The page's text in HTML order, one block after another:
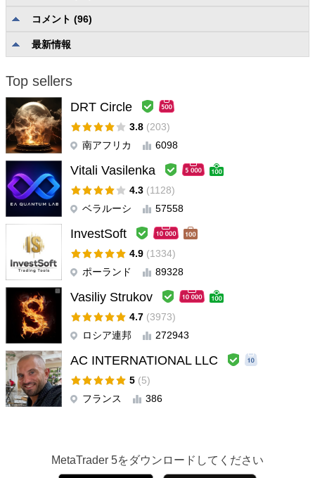
説明の品質と完全性
信頼性と使いやすさ
Narutopips
I recently purchased this indicator, please send me other
materials in trading using this indicator
開発者からの返信 2025.03.25 11:31
Thank you very much for your purchase! It is a true pleasure
for me to see you among my valued customers! I wish you
great success with your trading!
RetirewithMax 2025.03.16 19:35
#
ユーザーは評価に対して何もコメントを残しませんでした
開発者からの返信Oleg Rodin 2025.03.16 19:46
My dear friend, Thank You very much for your new purchase
and for supporting my work here! I appreciate it very much! It
will be a great pleasure for me to share my trading tips,
knowledge and my personal trading experience with you.
Thank you once again!
開発者からの返信Oleg Rodin 2025.03.05 13:26 #
コメント (96)
最新情報
Top sellers
DRT Circle
3.8 (203)
南アフリカ
6098
Vitali Vasilenka
4.3 (1128)
ベラルーシ
57558
InvestSoft
4.9 (1334)
ポーランド
89328
Vasiliy Strukov
4.7 (3973)
ロシア連邦
272943
AC INTERNATIONAL LLC
5 (5)
フランス
386
MetaTrader 5をダウンロードしてください